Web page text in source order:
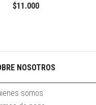
$11.000
NOSOTROS
somos